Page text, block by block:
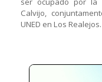
Calvijo,
UNED en Los Realejos.